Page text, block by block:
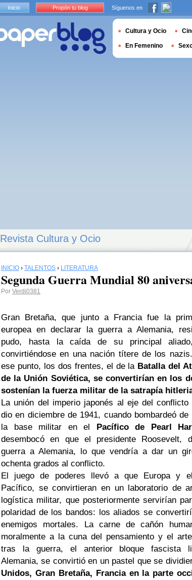
Revista Cultura y Ocio
INICIO › TALENTOS › LITERATURA
Segunda Guerra Mundial 80
Por Verdi0381
Gran Bretaña, que junto a Francia fue la
europea en declarar la guerra a Alemania,
pudo, hasta la caída de su principal
convirtiéndose en una nación títere de los
ese punto, los dos frentes, el de la Batalla del
de la Unión Soviética, se convertirían en los
sostenían la fuerza militar de la satrapía
La unión del imperio japonés al eje del conflicto
dio en diciembre de 1941, cuando bombardeó
la base militar en el Pacífico de Pearl
desembocó en que el presidente Roosevelt,
guerra a Alemania, lo que vendría a dar un
ochenta grados al conflicto.
El juego de poderes llevó a que Europa y
Pacífico, se convirtieran en un laboratorio de
logística militar, que posteriormente servirían
polaridad de los bandos: los aliados se
enemigos mortales. La carne de cañón
moralmente a la cuna del pensamiento y el
tras la guerra, el anterior bloque fascista
Alemania, se convirtió en un pastel que se
Unidos, Gran Bretaña, Francia en la parte
Inicio Propón tu blog Síguenos en
Cultura y Ocio
En Femenino